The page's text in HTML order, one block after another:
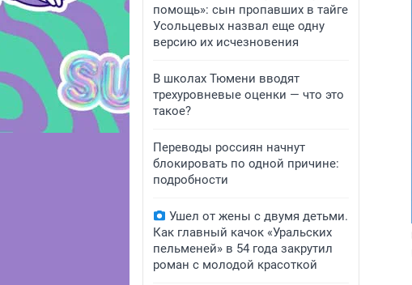
помощь»: сын пропавших в тайге
Усольцевых назвал еще одну
версию их исчезновения
В школах Тюмени вводят
трехуровневые оценки — что это
такое?
Переводы россиян начнут
блокировать по одной причине:
подробности
Ушел от жены с двумя детьми.
Как главный качок «Уральских
пельменей» в 54 года закрутил
роман с молодой красоткой